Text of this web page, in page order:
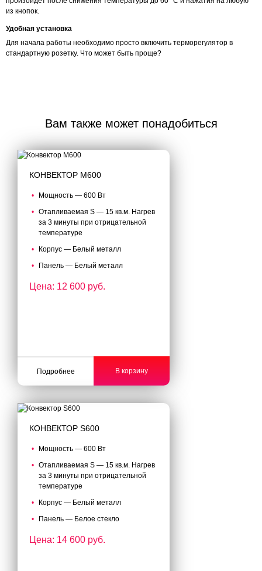
из кнопок.
Удобная установка
Для начала работы необходимо просто включить терморегулятор в
стандартную розетку. Что может быть проще?
Вам также может понадобиться
КОНВЕКТОР M600
Мощность — 600 Вт
Отапливаемая S — 15 кв.м. Нагрев
за 3 минуты при отрицательной
температуре
Корпус — Белый металл
Панель — Белый металл
Цена: 12 600 руб.
Подробнее В корзину
КОНВЕКТОР S600
Мощность — 600 Вт
Отапливаемая S — 15 кв.м. Нагрев
за 3 минуты при отрицательной
температуре
Корпус — Белый металл
Панель — Белое стекло
Цена: 14 600 руб.